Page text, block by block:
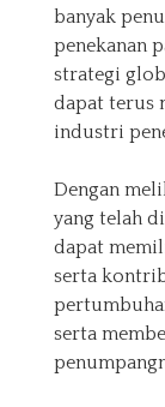
banyak
penekanan
strategi
dapat terus
industri
Dengan
yang telah
dapat
serta
serta